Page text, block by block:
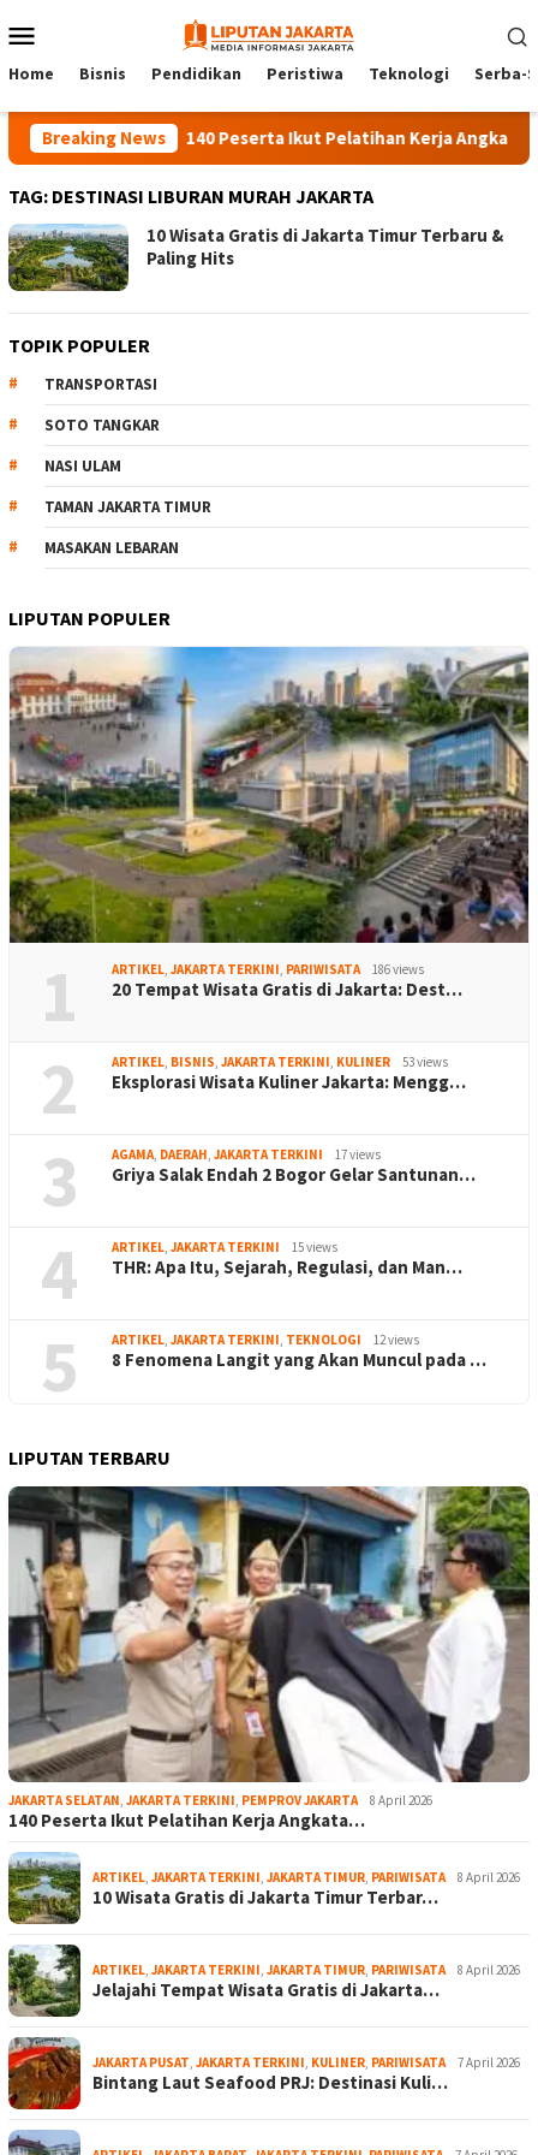
to
Menu
Home Bisnis Pendidikan Peristiwa Teknologi Serba-
Breaking News140 Peserta Ikut Pelatihan Kerja Angkatan 1
TAG: DESTINASI LIBURAN MURAH JAKARTA
10 Wisata Gratis di Jakarta Timur Terbaru &
Paling Hits
TOPIK POPULER
TRANSPORTASI
SOTO TANGKAR
NASI ULAM
TAMAN JAKARTA TIMUR
MASAKAN LEBARAN
LIPUTAN POPULER
1 ARTIKEL, JAKARTA TERKINI, PARIWISATA 186 views
20 Tempat Wisata Gratis di Jakarta: Dest…
2 ARTIKEL, BISNIS, JAKARTA TERKINI, KULINER 53 views
Eksplorasi Wisata Kuliner Jakarta: Mengg…
3 AGAMA, DAERAH, JAKARTA TERKINI 17 views
Griya Salak Endah 2 Bogor Gelar Santunan…
4 ARTIKEL, JAKARTA TERKINI 15 views
THR: Apa Itu, Sejarah, Regulasi, dan Man…
5 ARTIKEL, JAKARTA TERKINI, TEKNOLOGI 12 views
8 Fenomena Langit yang Akan Muncul pada …
LIPUTAN TERBARU
JAKARTA SELATAN, JAKARTA TERKINI, PEMPROV JAKARTA 8 April 2026
140 Peserta Ikut Pelatihan Kerja Angkata…
ARTIKEL, JAKARTA TERKINI, JAKARTA TIMUR, PARIWISATA 8 April 2026
10 Wisata Gratis di Jakarta Timur Terbar…
ARTIKEL, JAKARTA TERKINI, JAKARTA TIMUR, PARIWISATA 8 April 2026
Jelajahi Tempat Wisata Gratis di Jakarta…
JAKARTA PUSAT, JAKARTA TERKINI, KULINER, PARIWISATA 7 April 2026
Bintang Laut Seafood PRJ: Destinasi Kuli…